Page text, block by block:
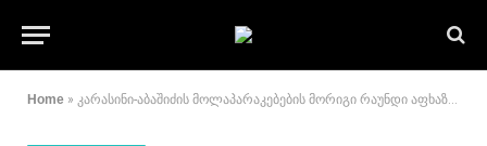
Home » კარასინი-აბაშიძის მოლაპარაკებების მორიგი რაუნდი აფხაზეთსა და რუსეთს შორის ხელშეკრულების გაფორმების ფონზე